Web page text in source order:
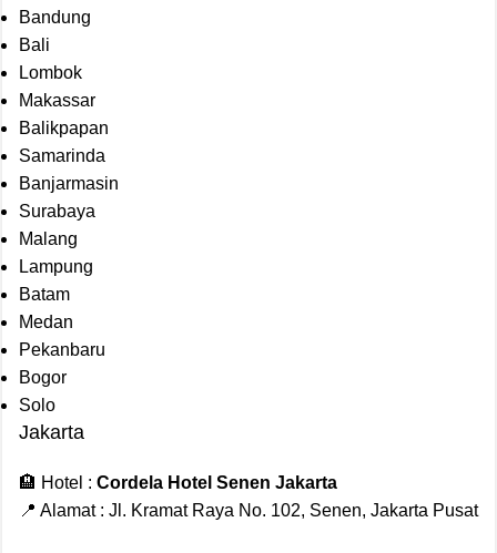
Bandung
Bali
Lombok
Makassar
Balikpapan
Samarinda
Banjarmasin
Surabaya
Malang
Lampung
Batam
Medan
Pekanbaru
Bogor
Solo
Jakarta
🏨 Hotel : Cordela Hotel Senen Jakarta
📍 Alamat : Jl. Kramat Raya No. 102, Senen, Jakarta Pusat